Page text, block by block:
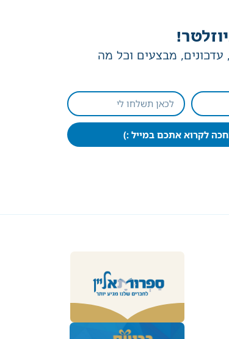
עדכונים, מבצעים וכל מה
לקרוא אתכם במייל :)